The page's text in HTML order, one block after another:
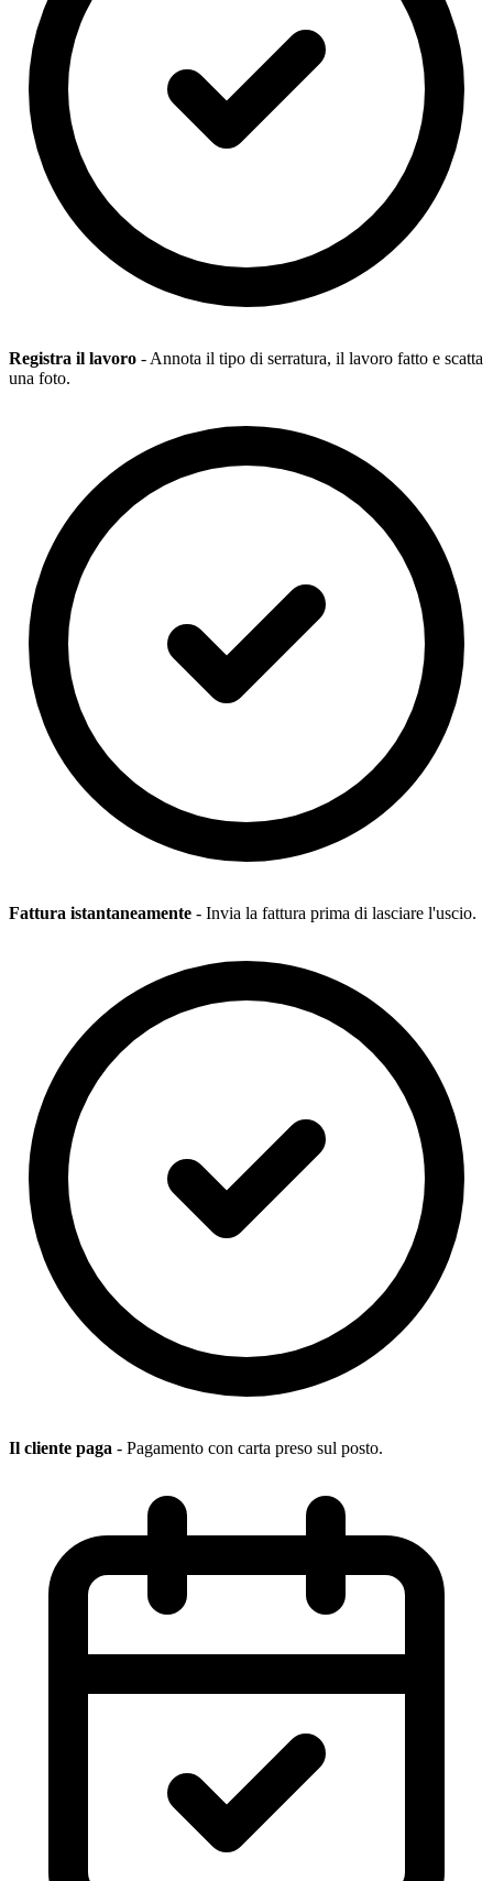
Registra il lavoro - Annota il tipo di serratura, il lavoro fatto e scatta
una foto.
Fattura istantaneamente - Invia la fattura prima di lasciare l'uscio.
Il cliente paga - Pagamento con carta preso sul posto.